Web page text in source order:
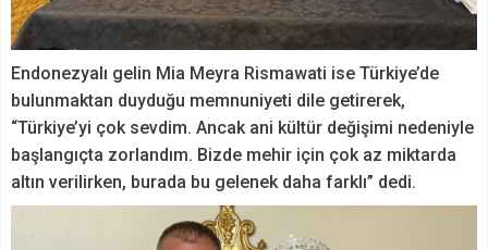
Endonezyalı gelin Mia Meyra Rismawati ise Türkiye’de
bulunmaktan duyduğu memnuniyeti dile getirerek,
“Türkiye’yi çok sevdim. Ancak ani kültür değişimi nedeniyle
başlangıçta zorlandım. Bizde mehir için çok az miktarda
altın verilirken, burada bu gelenek daha farklı” dedi.